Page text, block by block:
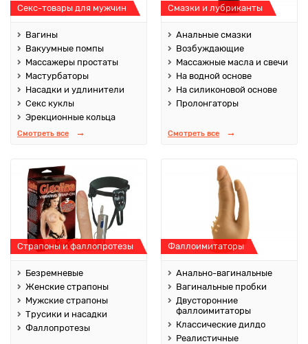
Секс-товары для мужчин
Вагины
Вакуумные помпы
Массажеры простаты
Мастурбаторы
Насадки и удлинители
Секс куклы
Эрекционные кольца
Смотреть все
Смазки и лубриканты
Анальные смазки
Возбуждающие
Массажные масла и свечи
На водной основе
На силиконовой основе
Пролонгаторы
Смотреть все
Страпоны и фаллопротезы
Безремневые
Женские страпоны
Мужские страпоны
Трусики и насадки
Фаллопротезы
Фаллоимитаторы
Анально-вагинальные
Вагинальные пробки
Двусторонние
фаллоимитаторы
Классические дилдо
Реалистичные